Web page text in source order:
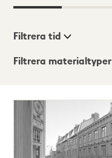
Visningsläge
Lista
Karta
Filtrera tid
Filtrera materialtyper
träffar